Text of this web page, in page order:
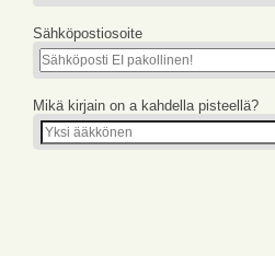
Sähköpostiosoite
Mikä kirjain on a kahdella pisteellä?